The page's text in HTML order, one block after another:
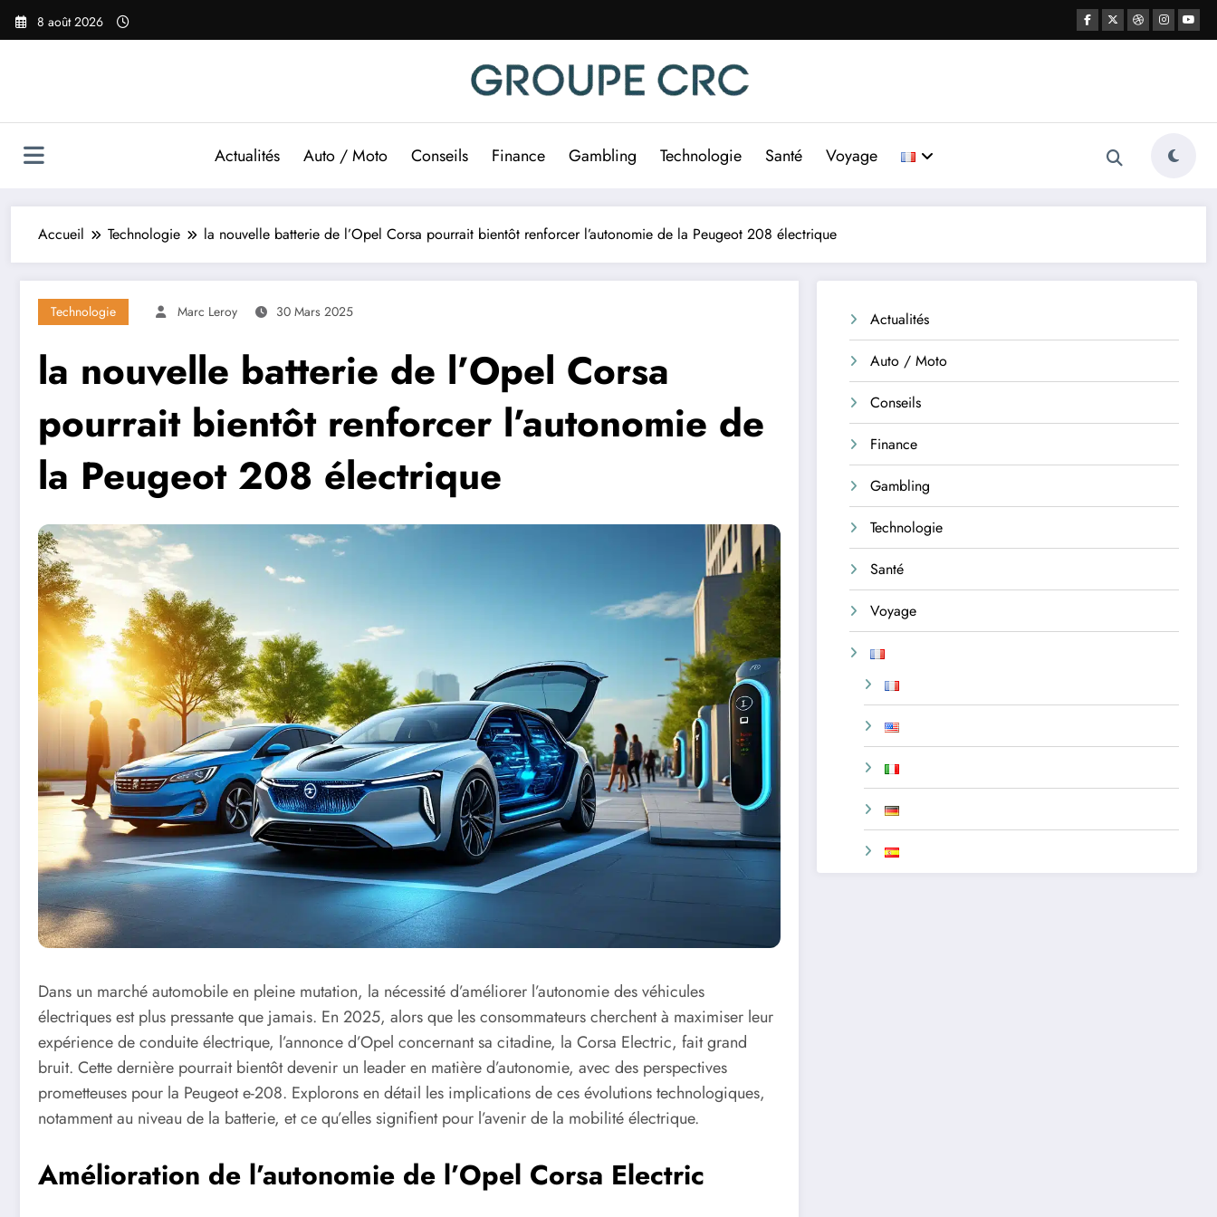
Aller
8 août 2026
Actualités Auto / Moto Conseils Finance Gambling Technologie Santé Voyage
Accueil Technologie la nouvelle batterie de l’Opel Corsa pourrait bientôt renforcer l’autonomie de la Peugeot 208 électrique
Technologie Marc Leroy 30 Mars 2025
la nouvelle batterie de l’Opel Corsa
pourrait bientôt renforcer l’autonomie de
la Peugeot 208 électrique
Dans un marché automobile en pleine mutation, la nécessité d’améliorer l’autonomie des véhicules
électriques est plus pressante que jamais. En 2025, alors que les consommateurs cherchent à maximiser leur
expérience de conduite électrique, l’annonce d’Opel concernant sa citadine, la Corsa Electric, fait grand
bruit. Cette dernière pourrait bientôt devenir un leader en matière d’autonomie, avec des perspectives
prometteuses pour la Peugeot e-208. Explorons en détail les implications de ces évolutions technologiques,
notamment au niveau de la batterie, et ce qu’elles signifient pour l’avenir de la mobilité électrique.
Amélioration de l’autonomie de l’Opel Corsa Electric
Actualités
Auto / Moto
Conseils
Finance
Gambling
Technologie
Santé
Voyage